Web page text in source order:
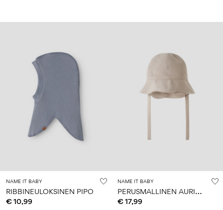
NAME IT BABY
RIBBINEULOKSINEN PIPO
€ 10,99
NAME IT BABY
P
ERUSMALLINEN AURINKOHATTU
€ 17,99